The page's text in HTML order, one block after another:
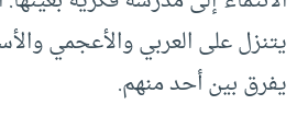
يتنزل على العربي والأعجمي
يفرق بين أحد منهم.